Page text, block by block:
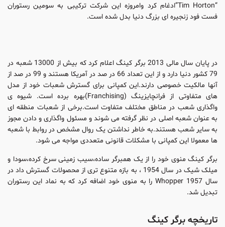
“Tim Horton”ادغام کرد وامروزه این شرکت ترکیبی به سومین رستوران
فست فود زنجیره ای بزرگ دنیا بدل شده است.
در پایان سال مالی 2013 برگر کینگ اعلام کرد که بیش از 13000 شعبه در
79 کشور دنیا دارد و از این تعداد 66 در صد در آمریکا هستند و 99 در صد از
آنها مالکیت خصوصی دارند.این کمپانی برای گسترش شعبات خود از مدل
های متفاوتی از فرانچایزینگ (Franchising)بهره برده است. شیوه ی
واگذاری شعب در مناطق مختلف متفاوت است.برخی از شعبات منطقه ای
به عنوان شعبه اصلی در نظر گرفته می شوند و مسئول واگذاری و دادن مجوز
به سایر شعب هستند.به خاطر نداشتن یک روال مشخص در روابط با شعبه
ها معمولا این کمپانی با مشکلات قانونی متعددی مواجه می شود.
برگر کینگ منوی خود را از یک همبرگر ساده،سیب زمینی سرخ کرده،سودا و
میلک شیک در سال 1954 ، به بازه متنوع تری از محصولات گسترش داد در
سال 1957 Whopper را به منوی خود اضافه کرد که به نماد این رستوران
تبدیل شد.
تاریخچه برگر کینگ